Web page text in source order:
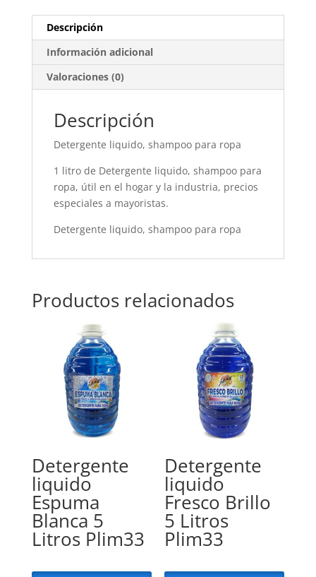
Descripción
Información adicional
Valoraciones (0)
Descripción
Detergente liquido, shampoo para ropa
1 litro de Detergente liquido, shampoo para
ropa, útil en el hogar y la industria, precios
especiales a mayoristas.
Detergente liquido, shampoo para ropa
Productos relacionados
Detergente
liquido
Espuma
Blanca 5
Litros Plim33
Detergente
liquido
Fresco Brillo
5 Litros
Plim33